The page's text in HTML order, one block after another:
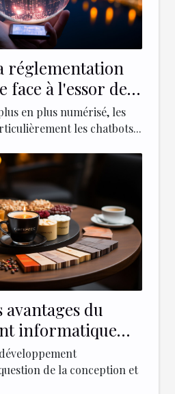
réglementation
à l'essor des
ChatGPT 4
en plus numérisé, les
les chatbots...
avantages du
informatique
secteurs
de la conception et